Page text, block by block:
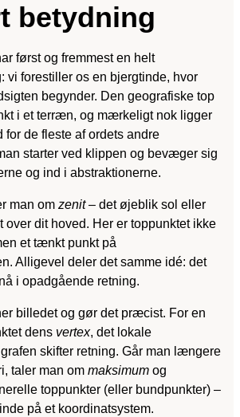
betydning
først og fremmest en helt
vi forestiller os en bjergtinde, hvor
begynder. Den geografiske top
i et terræn, og mærkeligt nok ligger
for de fleste af ordets andre
starter ved klippen og bevæger sig
og ind i abstraktionerne.
man om zenit– det øjeblik sol eller
over dit hoved. Her er toppunktet ikke
et tænkt punkt på
Alligevel deler det samme idé: det
i opadgående retning.
billedet og gør det præcist. For en
dens vertex, det lokale
grafen skifter retning. Går man længere
taler man om maksimum og
toppunkter (eller bundpunkter) –
på et koordinatsystem.